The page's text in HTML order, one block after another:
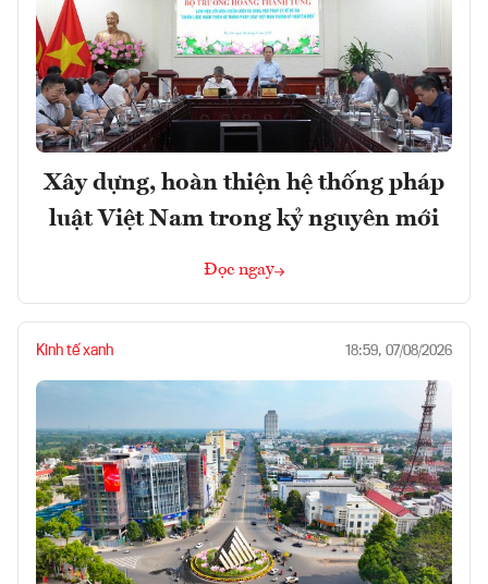
Xây dựng, hoàn thiện hệ thống pháp
luật Việt Nam trong kỷ nguyên mới
Đọc ngay
Kinh tế xanh 18:59, 07/08/2026